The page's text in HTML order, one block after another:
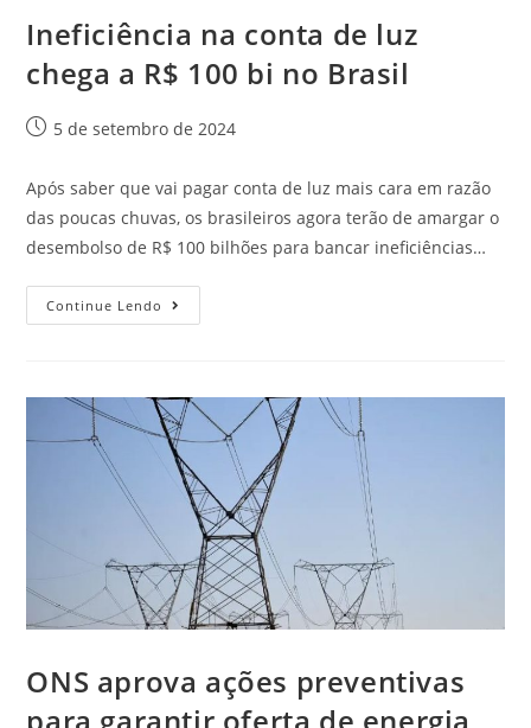
Ineficiência na conta de luz
chega a R$ 100 bi no Brasil
5 de setembro de 2024
Após saber que vai pagar conta de luz mais cara em razão
das poucas chuvas, os brasileiros agora terão de amargar o
desembolso de R$ 100 bilhões para bancar ineficiências…
Continue Lendo
ONS aprova ações preventivas